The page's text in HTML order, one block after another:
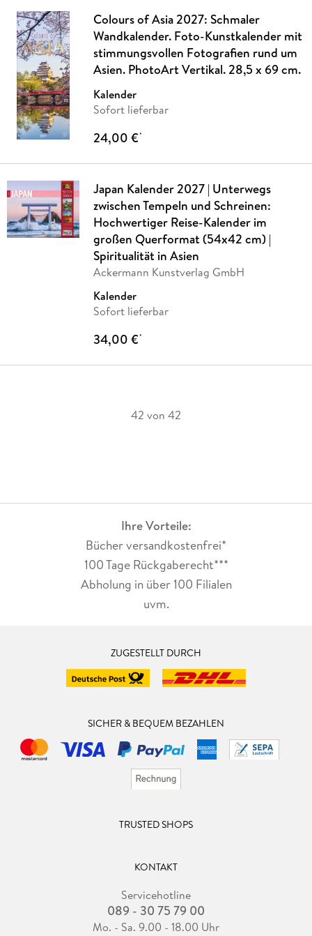
Colours of Asia 2027: Schmaler
Wandkalender. Foto-Kunstkalender mit
stimmungsvollen Fotografien rund um
Asien. PhotoArt Vertikal. 28,5 x 69 cm.
Kalender
Sofort lieferbar
24,00 €*
Japan Kalender 2027 | Unterwegs
zwischen Tempeln und Schreinen:
Hochwertiger Reise-Kalender im
großen Querformat (54x42 cm) |
Spiritualität in Asien
Ackermann Kunstverlag GmbH
Kalender
Sofort lieferbar
34,00 €*
42 von 42
Ihre Vorteile:
Bücher versandkostenfrei*
100 Tage Rückgaberecht***
Abholung in über 100 Filialen
uvm.
ZUGESTELLT DURCH
SICHER & BEQUEM BEZAHLEN
TRUSTED SHOPS
KONTAKT
Servicehotline
089 - 30 75 79 00
Mo. - Sa. 9.00 - 18.00 Uhr